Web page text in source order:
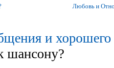
Любовь и
и хорошего
шансону?